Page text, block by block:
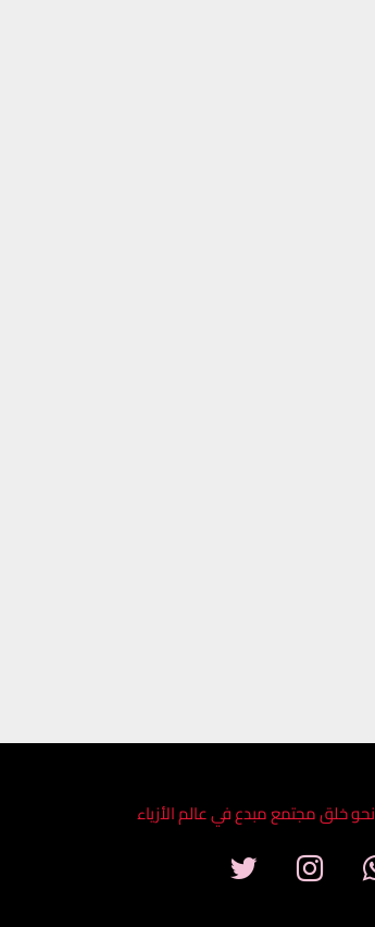
خلق مجتمع مبدع في عالم الأزياء